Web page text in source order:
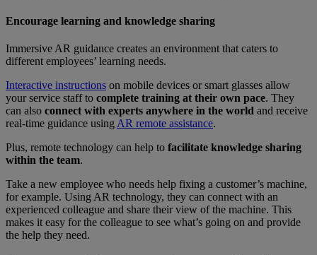
Encourage learning and knowledge sharing
Immersive AR guidance creates an environment that caters to
different employees’ learning needs.
Interactive instructions on mobile devices or smart glasses allow
your service staff to complete training at their own pace. They
can also connect with experts anywhere in the world and receive
real-time guidance using AR remote assistance.
Plus, remote technology can help to facilitate knowledge sharing
within the team.
Take a new employee who needs help fixing a customer’s machine,
for example. Using AR technology, they can connect with an
experienced colleague and share their view of the machine. This
makes it easy for the colleague to see what’s going on and provide
the help they need.